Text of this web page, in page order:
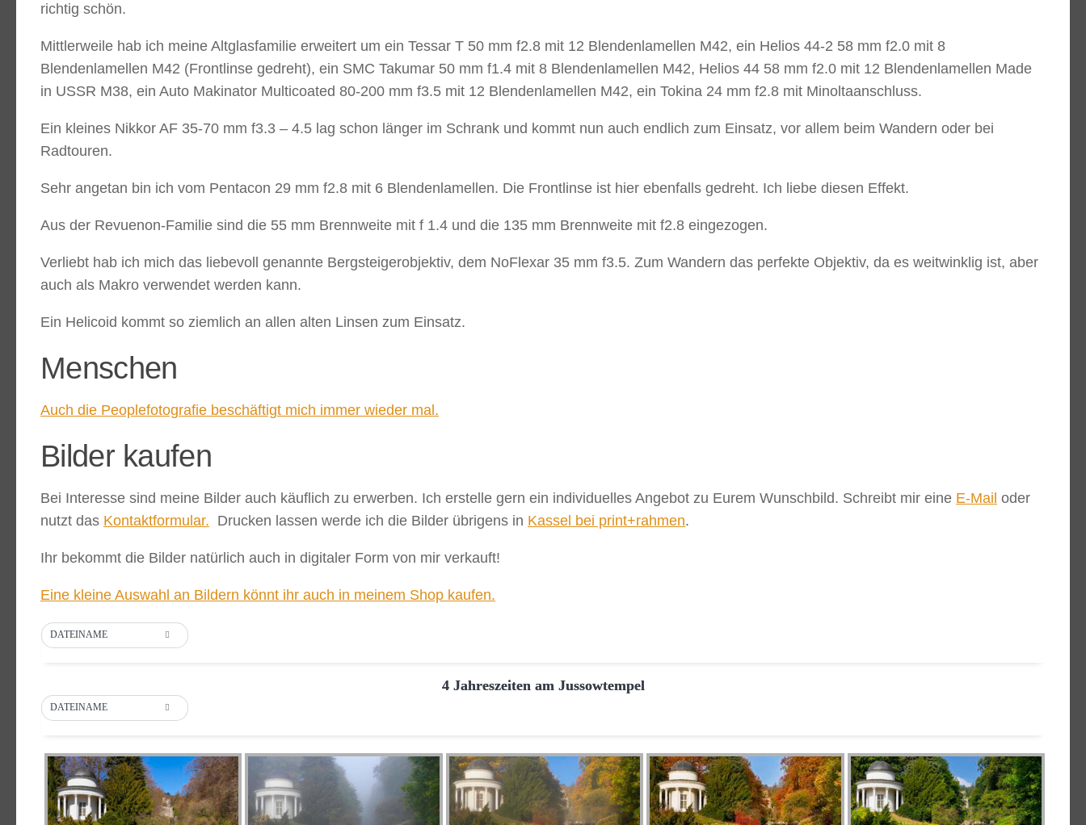
richtig schön.
Mittlerweile hab ich meine Altglasfamilie erweitert um ein Tessar T 50 mm f2.8 mit 12 Blendenlamellen M42, ein Helios 44-2 58 mm f2.0 mit 8
Blendenlamellen M42 (Frontlinse gedreht), ein SMC Takumar 50 mm f1.4 mit 8 Blendenlamellen M42, Helios 44 58 mm f2.0 mit 12 Blendenlamellen Made
in USSR M38, ein Auto Makinator Multicoated 80-200 mm f3.5 mit 12 Blendenlamellen M42, ein Tokina 24 mm f2.8 mit Minoltaanschluss.
Ein kleines Nikkor AF 35-70 mm f3.3 – 4.5 lag schon länger im Schrank und kommt nun auch endlich zum Einsatz, vor allem beim Wandern oder bei
Radtouren.
Sehr angetan bin ich vom Pentacon 29 mm f2.8 mit 6 Blendenlamellen. Die Frontlinse ist hier ebenfalls gedreht. Ich liebe diesen Effekt.
Aus der Revuenon-Familie sind die 55 mm Brennweite mit f 1.4 und die 135 mm Brennweite mit f2.8 eingezogen.
Verliebt hab ich mich das liebevoll genannte Bergsteigerobjektiv, dem NoFlexar 35 mm f3.5. Zum Wandern das perfekte Objektiv, da es weitwinklig ist, aber
auch als Makro verwendet werden kann.
Ein Helicoid kommt so ziemlich an allen alten Linsen zum Einsatz.
Menschen
Auch die Peoplefotografie beschäftigt mich immer wieder mal.
Bilder kaufen
Bei Interesse sind meine Bilder auch käuflich zu erwerben. Ich erstelle gern ein individuelles Angebot zu Eurem Wunschbild. Schreibt mir eine E-Mail oder
nutzt das Kontaktformular. Drucken lassen werde ich die Bilder übrigens in Kassel bei print+rahmen.
Ihr bekommt die Bilder natürlich auch in digitaler Form von mir verkauft!
Eine kleine Auswahl an Bildern könnt ihr auch in meinem Shop kaufen.
DATEINAME
4 Jahreszeiten am Jussowtempel
DATEINAME